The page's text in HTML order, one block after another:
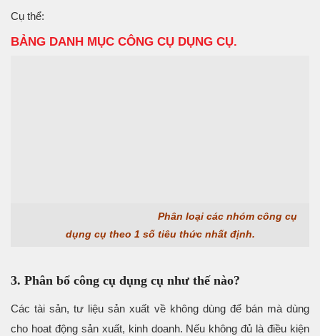
Cụ thể:
BẢNG DANH MỤC CÔNG CỤ DỤNG CỤ.
Phân loại các nhóm công cụ
dụng cụ theo 1 số tiêu thức nhất định.
3. Phân bổ công cụ dụng cụ như thế nào?
Các tài sản, tư liệu sản xuất về không dùng để bán mà dùng
cho hoat động sản xuất, kinh doanh. Nếu không đủ là điều kiện